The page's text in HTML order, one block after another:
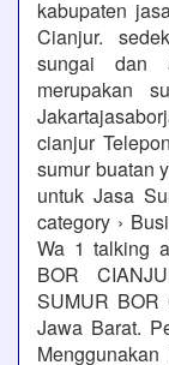
kabupaten
Cianjur.
sungai dan
merupakan
cianjur
sumur buatan
untuk Jasa
category ›
Wa 1 talking
BOR
SUMUR BOR
Jawa Barat.